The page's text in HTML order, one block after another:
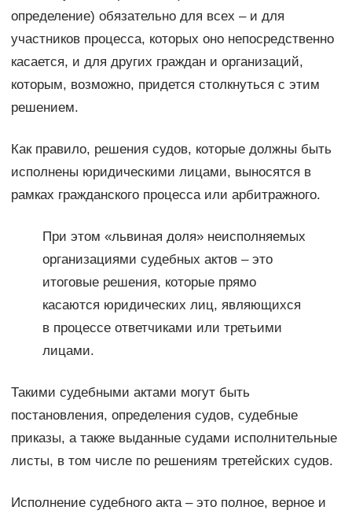
определение) обязательно для всех – и для
участников процесса, которых оно непосредственно
касается, и для других граждан и организаций,
которым, возможно, придется столкнуться с этим
решением.
Как правило, решения судов, которые должны быть
исполнены юридическими лицами, выносятся в
рамках гражданского процесса или арбитражного.
При этом «львиная доля» неисполняемых
организациями судебных актов – это
итоговые решения, которые прямо
касаются юридических лиц, являющихся
в процессе ответчиками или третьими
лицами.
Такими судебными актами могут быть
постановления, определения судов, судебные
приказы, а также выданные судами исполнительные
листы, в том числе по решениям третейских судов.
Исполнение судебного акта – это полное, верное и